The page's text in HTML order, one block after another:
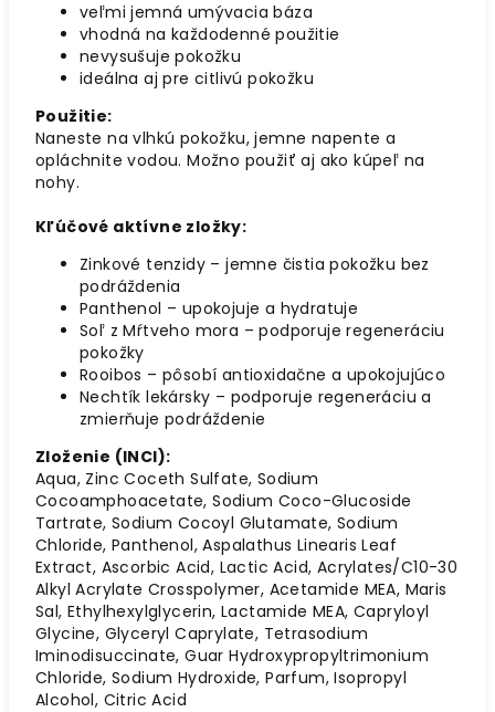
veľmi jemná umývacia báza
vhodná na každodenné použitie
nevysušuje pokožku
ideálna aj pre citlivú pokožku
Použitie:
Naneste na vlhkú pokožku, jemne napente a
opláchnite vodou. Možno použiť aj ako kúpeľ na
nohy.
Kľúčové aktívne zložky:
Zinkové tenzidy – jemne čistia pokožku bez
podráždenia
Panthenol – upokojuje a hydratuje
Soľ z Mŕtveho mora – podporuje regeneráciu
pokožky
Rooibos – pôsobí antioxidačne a upokojujúco
Nechtík lekársky – podporuje regeneráciu a
zmierňuje podráždenie
Zloženie (INCI):
Aqua, Zinc Coceth Sulfate, Sodium
Cocoamphoacetate, Sodium Coco-Glucoside
Tartrate, Sodium Cocoyl Glutamate, Sodium
Chloride, Panthenol, Aspalathus Linearis Leaf
Extract, Ascorbic Acid, Lactic Acid, Acrylates/C10-30
Alkyl Acrylate Crosspolymer, Acetamide MEA, Maris
Sal, Ethylhexylglycerin, Lactamide MEA, Capryloyl
Glycine, Glyceryl Caprylate, Tetrasodium
Iminodisuccinate, Guar Hydroxypropyltrimonium
Chloride, Sodium Hydroxide, Parfum, Isopropyl
Alcohol, Citric Acid